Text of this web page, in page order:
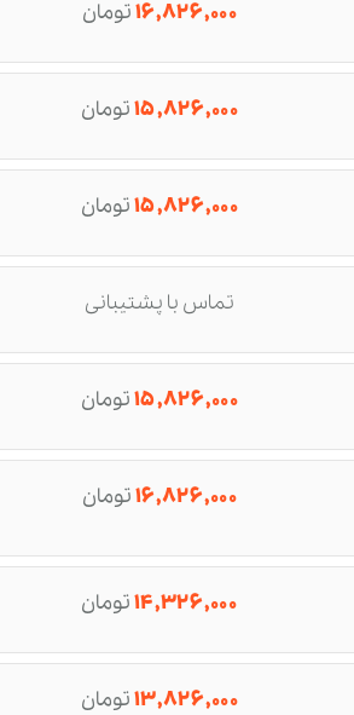
۱۶,۸۲۶,۰۰۰تومان
۱۵,۸۲۶,۰۰۰تومان
۱۵,۸۲۶,۰۰۰تومان
تماس با پشتیبانی
۱۵,۸۲۶,۰۰۰تومان
۱۶,۸۲۶,۰۰۰تومان
۱۴,۳۲۶,۰۰۰تومان
۱۳,۸۲۶,۰۰۰تومان